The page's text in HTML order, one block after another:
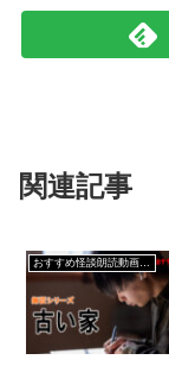
関連記事